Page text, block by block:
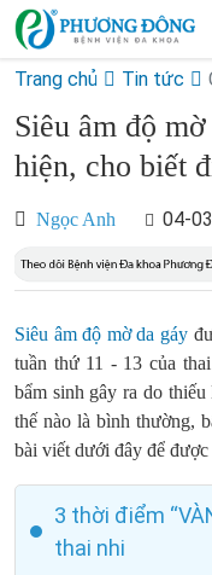
Trang chủ Tin tức
Siêu âm độ
hiện, cho biết
Ngọc Anh 04-
Siêu âm độ mờ da gáy
tuần thứ 11 - 13 của
bẩm sinh gây ra do
thế nào là bình thường,
bài viết dưới đây để
3 thời điểm
thai nhi